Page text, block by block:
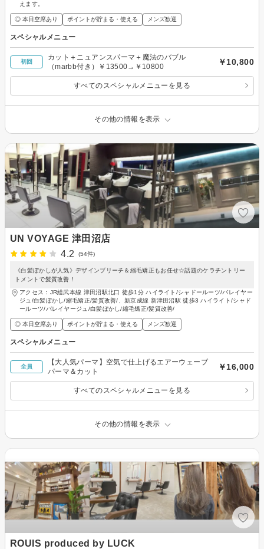
えます。
◎ 本日空席あり ポイントが貯まる・使える メンズ歓迎
スペシャルメニュー
初回
カット＋ニュアンスパーマ＋魔法のバブル
（marbb付き）￥13500→￥10800
￥10,800
すべてのスペシャルメニューを見る
その他の情報を表示
UN VOYAGE 津田沼店
4.2
(54件)
《白髪ぼかしが人気》デザインブリーチ＆縮毛矯正もお任せ☆話題のケラチントリー
トメントで髪質改善！
アクセス：JR総武本線 津田沼駅北口 徒歩1分 ハイライト/シャドールーツ/バレイヤー
ジュ/白髪ぼかし/縮毛矯正/髪質改善/、新京成線 新津田沼駅 徒歩3 ハイライト/シャド
ールーツ/バレイヤージュ/白髪ぼかし/縮毛矯正/髪質改善/
◎ 本日空席あり ポイントが貯まる・使える メンズ歓迎
スペシャルメニュー
全員
【大人気パーマ】空気で仕上げるエアーウェーブ
パーマ＆カット
￥16,000
すべてのスペシャルメニューを見る
その他の情報を表示
ROUIS produced by LUCK